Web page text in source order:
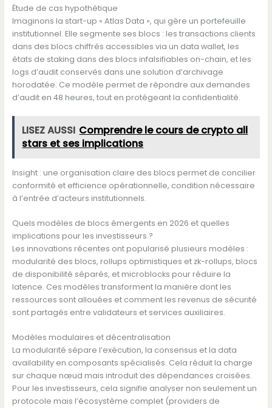
Étude de cas hypothétique
Imaginons la start-up « Atlas Data », qui gère un portefeuille
institutionnel. Elle segmente ses blocs : les transactions clients
dans des blocs chiffrés accessibles via un data wallet, les
états de staking dans des blocs infalsifiables on-chain, et les
logs d’audit conservés dans une solution d’archivage
horodatée. Ce modèle permet de répondre aux demandes
d’audit en 48 heures, tout en protégeant la confidentialité.
LISEZ AUSSI Comprendre le cours de crypto all
stars et ses implications
Insight : une organisation claire des blocs permet de concilier
conformité et efficience opérationnelle, condition nécessaire
à l’entrée d’acteurs institutionnels.
Quels modèles de blocs émergents en 2026 et quelles
implications pour les investisseurs ?
Les innovations récentes ont popularisé plusieurs modèles :
modularité des blocs, rollups optimistiques et zk-rollups, blocs
de disponibilité séparés, et microblocks pour réduire la
latence. Ces modèles transforment la manière dont les
ressources sont allouées et comment les revenus de sécurité
sont partagés entre validateurs et services auxiliaires.
Modèles modulaires et décentralisation
La modularité sépare l’exécution, la consensus et la data
availability en composants spécialisés. Cela réduit la charge
sur chaque nœud mais introduit des dépendances croisées.
Pour les investisseurs, cela signifie analyser non seulement un
protocole mais l’écosystème complet (providers de